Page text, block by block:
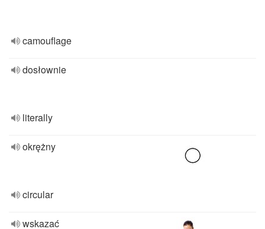
camouflage
dosłownie
literally
okrężny
circular
wskazać